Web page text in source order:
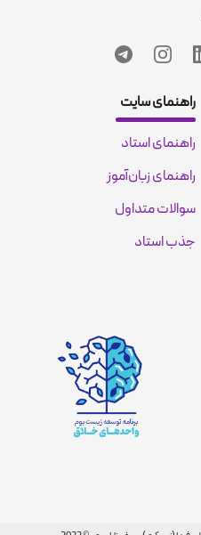
راهنمای سایت
راهنمای استاد
راهنمای زبان‌آموز
سوالات متداول
جذب استاد